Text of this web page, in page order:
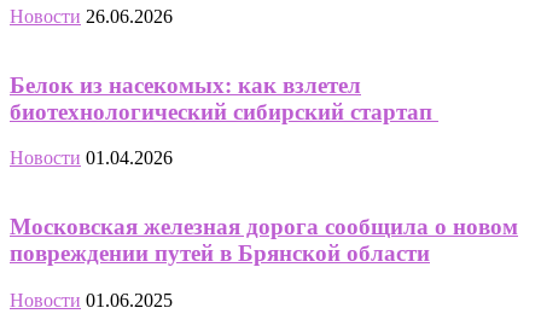
Новости 26.06.2026
Белок из насекомых: как взлетел
биотехнологический сибирский стартап
Новости 01.04.2026
Московская железная дорога сообщила о новом
повреждении путей в Брянской области
Новости 01.06.2025